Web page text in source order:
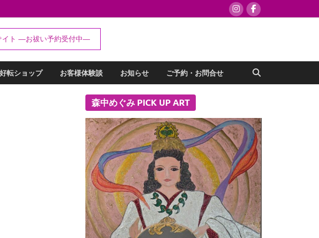
セッション予約受付中
イト ―お祓い予約受付中―
転ショップ お客様体験談 お知らせ ご予約・お問合せ
森中めぐみ PICK UP ART